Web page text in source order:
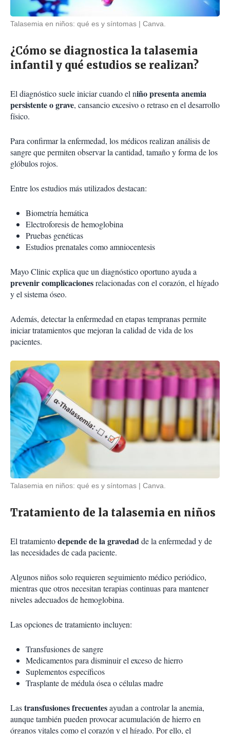
Talasemia en niños: qué es y síntomas Canva.
¿Cómo se diagnostica la talasemia
infantil y qué estudios se realizan?
El diagnóstico suele iniciar cuando el niño presenta anemia
persistente o grave, cansancio excesivo o retraso en el desarrollo
físico.
Para confirmar la enfermedad, los médicos realizan análisis de
sangre que permiten observar la cantidad, tamaño y forma de los
glóbulos rojos.
Entre los estudios más utilizados destacan:
Biometría hemática
Electroforesis de hemoglobina
Pruebas genéticas
Estudios prenatales como amniocentesis
Mayo Clinic explica que un diagnóstico oportuno ayuda a
prevenir complicacionesrelacionadas con el corazón, el hígado
y el sistema óseo.
Además, detectar la enfermedad en etapas tempranas permite
iniciar tratamientos que mejoran la calidad de vida de los
pacientes.
Talasemia en niños: qué es y síntomas Canva.
Tratamiento de la talasemia en niños
El tratamientodepende de la gravedadde la enfermedad y de
las necesidades de cada paciente.
Algunos niños solo requieren seguimiento médico periódico,
mientras que otros necesitan terapias continuas para mantener
niveles adecuados de hemoglobina.
Las opciones de tratamiento incluyen:
Transfusiones de sangre
Medicamentos para disminuir el exceso de hierro
Suplementos específicos
Trasplante de médula ósea o células madre
Lastransfusiones frecuentesayudan a controlar la anemia,
aunque también pueden provocar acumulación de hierro en
órganos vitales como el corazón y el hígado. Por ello, el